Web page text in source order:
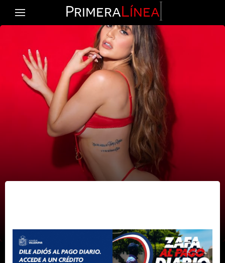
PrimeraLínea